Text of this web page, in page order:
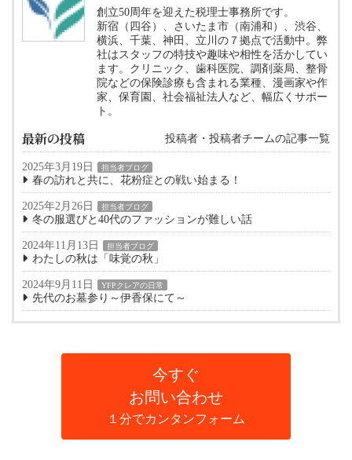
創立50周年を迎えた税理士事務所です。
新宿（四谷）、さいたま市（南浦和）、渋谷、
横浜、千葉、神田、立川の７拠点で活動中。弊
社はスタッフの特技や趣味や相性を活かしてい
ます。クリニック、歯科医院、調剤薬局、整骨
院などの保険診療も含まれる業種、漫画家や作
家、保育園、社会福祉法人など、幅広くサポー
ト。
最新の投稿 投稿者・投稿者チームの記事一覧
2025年3月19日 担当者ブログ
春の訪れと共に、花粉症との戦い始まる！
2025年2月26日 担当者ブログ
冬の服選びと40代のファッションが難しい話
2024年11月13日 担当者ブログ
わたしの秋は「味覚の秋」
2024年9月11日 YFPクレアの日常
先代のお墓参り～伊香保にて～
今すぐ
お問い合わせ
１分でカンタンフォーム